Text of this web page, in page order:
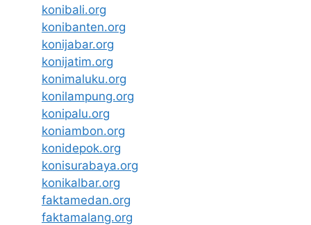
konibali.org
konibanten.org
konijabar.org
konijatim.org
konimaluku.org
konilampung.org
konipalu.org
koniambon.org
konidepok.org
konisurabaya.org
konikalbar.org
faktamedan.org
faktamalang.org